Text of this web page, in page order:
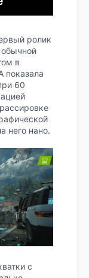
ролик
в
показала
60
него нано.
с